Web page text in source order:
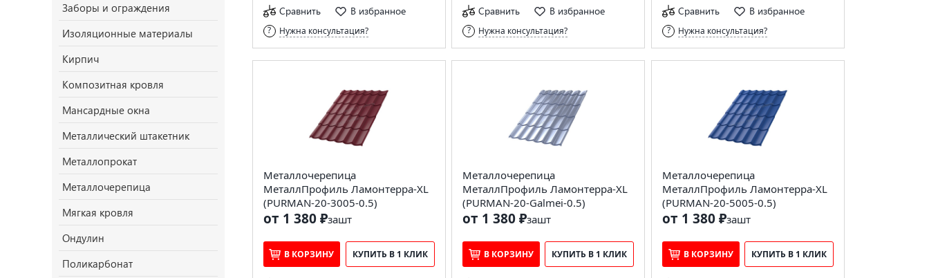
Заборы и ограждения
Изоляционные материалы
Кирпич
Композитная кровля
Мансардные окна
Металлический штакетник
Металлопрокат
Металлочерепица
Мягкая кровля
Ондулин
Поликарбонат
Сравнить В избранное
Нужна консультация?
Сравнить В избранное
Нужна консультация?
Сравнить В избранное
Нужна консультация?
Металлочерепица
МеталлПрофиль Ламонтерра-XL
(PURMAN-20-3005-0.5)
от 1 380 ₽зашт
В КОРЗИНУ КУПИТЬ В 1 КЛИК
Металлочерепица
МеталлПрофиль Ламонтерра-XL
(PURMAN-20-Galmei-0.5)
от 1 380 ₽зашт
В КОРЗИНУ КУПИТЬ В 1 КЛИК
Металлочерепица
МеталлПрофиль Ламонтерра-XL
(PURMAN-20-5005-0.5)
от 1 380 ₽зашт
В КОРЗИНУ КУПИТЬ В 1 КЛИК